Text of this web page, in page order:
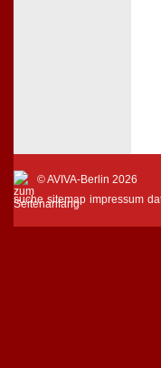
© AVIVA-Berlin 2026
suche sitemap impressum